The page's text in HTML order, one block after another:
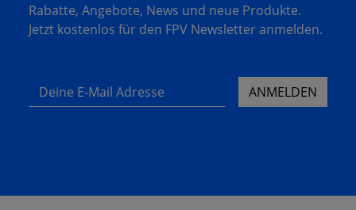
Rabatte, Angebote, News und neue Produkte.
Jetzt kostenlos für den FPV Newsletter anmelden.
Deine E-Mail Adresse ANMELDEN